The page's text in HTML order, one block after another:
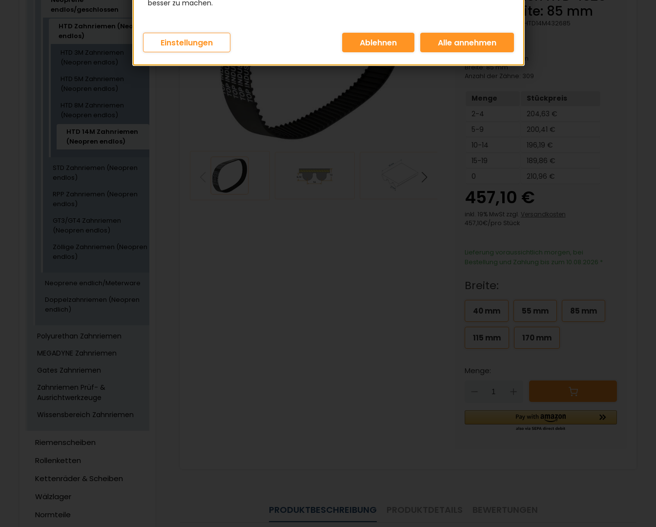
endlos/geschlossen
HTD Zahnriemen (Neopren
endlos)
HTD 3M Zahnriemen
(Neopren endlos)
HTD 5M Zahnriemen
(Neopren endlos)
HTD 8M Zahnriemen
(Neopren endlos)
HTD 14M Zahnriemen
(Neopren endlos)
STD Zahnriemen (Neopren
endlos)
RPP Zahnriemen (Neopren
endlos)
GT3/GT4 Zahnriemen
(Neopren endlos)
Zöllige Zahnriemen (Neopren
endlos)
Neoprene endlich/Meterware
Doppelzahnriemen (Neopren
endlich)
Polyurethan Zahnriemen
MEGADYNE Zahnriemen
Gates Zahnriemen
Zahnriemen Prüf- &
Ausrichtwerkzeuge
Wissensbereich Zahnriemen
Riemenscheiben
Rollenketten
Kettenräder & Scheiben
Wälzlager
Normteile
14M - Breite: 85 mm
ZHTD14M432685
Wirklänge: 4326 mm
Breite: 85 mm
Anzahl der Zähne: 309
Menge
Stückpreis
2-4
204,63 €
5-9
200,41 €
10-14
196,19 €
15-19
189,86 €
0
210,96 €
457,10 €
inkl. 19% MwSt zzgl. Versandkosten
457,10€/pro Stück
Lieferung voraussichtlich morgen, bei
Bestellung und Zahlung bis zum 10.08.2026 *
Breite:
40 mm 55 mm 85 mm
115 mm 170 mm
Menge:
Down
PRODUKTBESCHREIBUNG
besser zu machen.
Einstellungen